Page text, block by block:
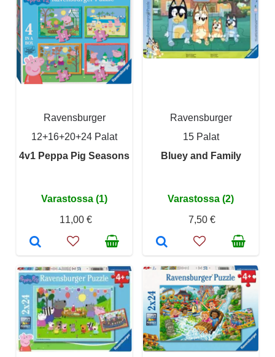
Ravensburger
12+16+20+24 Palat
4v1 Peppa Pig Seasons
Varastossa (1)
11,00 €
Ravensburger
15 Palat
Bluey and Family
Varastossa (2)
7,50 €